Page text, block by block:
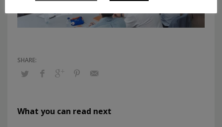
What you can read next